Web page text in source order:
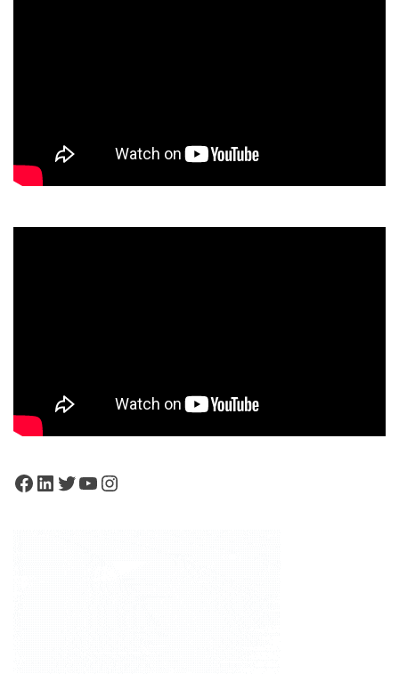
Facebook
LinkedIn
Twitter
YouTube
Instagram